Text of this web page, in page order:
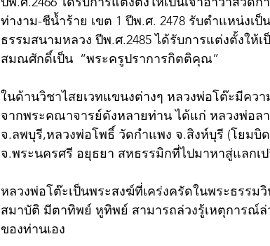
ท่างาม-ชีน้ำร้าย เขต 1 ปีพ.ศ. 2478 รับตำแหน่งเ
ธรรมสนามหลวง ปีพ.ศ.2485 ได้รับการแต่งตั้งให้
สมณศักดิ์เป็น  “พระครูปราการกิตติคุณ”
ในด้านวิชาไสยเวทแขนงต่างๆ หลวงพ่อโต๊ะมีคว
จากพระคณาจารย์ดังหลายท่าน ได้แก่ หลวงพ่อล
จ.ลพบุรี,หลวงพ่อโพธิ์ วัดกำแพง จ.สิงห์บุรี (โยม
จ.พระนครศรี อยุธยา สหธรรมิกที่ไปมาหาสู่แลกเ
หลวงพ่อโต๊ะเป็นพระสงฆ์ที่เคร่งครัดในพระธรร
สมาบัติ มีตาทิพย์ หูทิพย์ สามารถล่วงรู้เหตุการณ์
ของท่านเอง